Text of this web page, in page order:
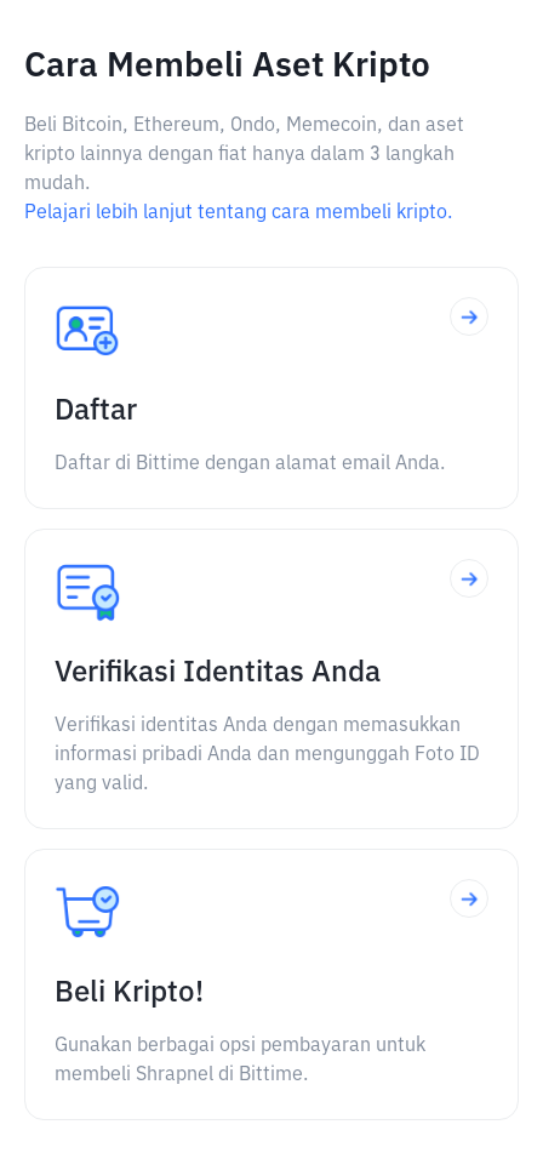
Cara Membeli Aset Kripto
Beli Bitcoin, Ethereum, Ondo, Memecoin, dan aset
kripto lainnya dengan fiat hanya dalam 3 langkah
mudah.
Pelajari lebih lanjut tentang cara membeli kripto.
Daftar
Daftar di Bittime dengan alamat email Anda.
Verifikasi Identitas Anda
Verifikasi identitas Anda dengan memasukkan
informasi pribadi Anda dan mengunggah Foto ID
yang valid.
Beli Kripto!
Gunakan berbagai opsi pembayaran untuk
membeli Shrapnel di Bittime.